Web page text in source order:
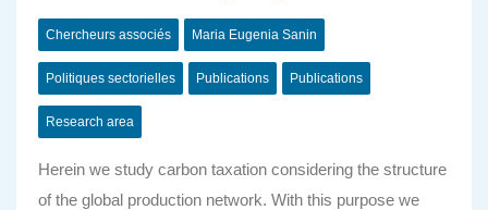
Chercheurs associés Maria Eugenia Sanin
Politiques sectorielles Publications Publications
Research area
Herein we study carbon taxation considering the structure
of the global production network. With this purpose we